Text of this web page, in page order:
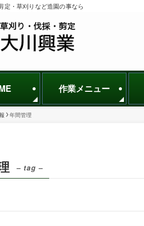
定・草刈りなど造園の事なら
作業メニュー
年間管理
– tag –